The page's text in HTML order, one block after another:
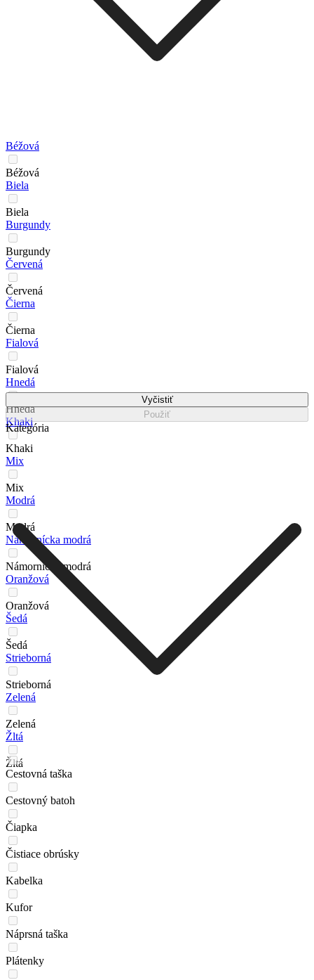
Béžová
Béžová
Biela
Biela
Burgundy
Burgundy
Červená
Červená
Čierna
Čierna
Fialová
Fialová
Hnedá
Hnedá
Khaki
Khaki
Mix
Mix
Modrá
Modrá
Námornícka modrá
Námornícka modrá
Oranžová
Oranžová
Šedá
Šedá
Strieborná
Strieborná
Zelená
Zelená
Žltá
Žltá
Vyčistiť
Použiť
Kategória
Cestovná taška
Cestovný batoh
Čiapka
Čistiace obrúsky
Kabelka
Kufor
Náprsná taška
Plátenky